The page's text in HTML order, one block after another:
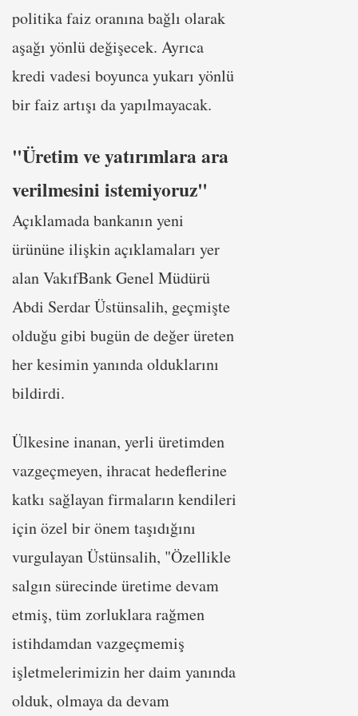
politika faiz oranına bağlı olarak
aşağı yönlü değişecek. Ayrıca
kredi vadesi boyunca yukarı yönlü
bir faiz artışı da yapılmayacak.
"Üretim ve yatırımlara ara
verilmesini istemiyoruz"
Açıklamada bankanın yeni
ürününe ilişkin açıklamaları yer
alan VakıfBank Genel Müdürü
Abdi Serdar Üstünsalih, geçmişte
olduğu gibi bugün de değer üreten
her kesimin yanında olduklarını
bildirdi.
Ülkesine inanan, yerli üretimden
vazgeçmeyen, ihracat hedeflerine
katkı sağlayan firmaların kendileri
için özel bir önem taşıdığını
vurgulayan Üstünsalih, "Özellikle
salgın sürecinde üretime devam
etmiş, tüm zorluklara rağmen
istihdamdan vazgeçmemiş
işletmelerimizin her daim yanında
olduk, olmaya da devam